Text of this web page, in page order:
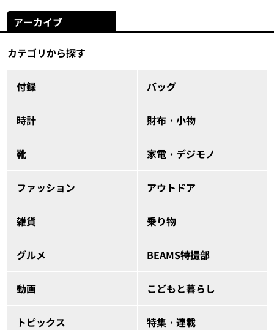
アーカイブ
カテゴリから探す
付録 バッグ
時計 財布・小物
靴 家電・デジモノ
ファッション アウトドア
雑貨 乗り物
グルメ BEAMS特撮部
動画 こどもと暮らし
トピックス 特集・連載